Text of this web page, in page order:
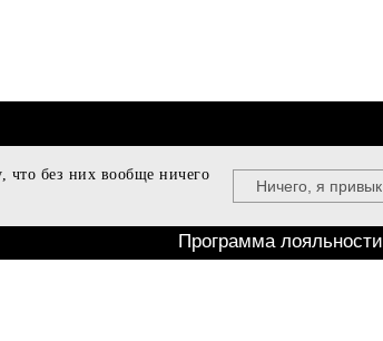
ПОДДЕРЖКА
Программа лояльности
что без них вообще ничего
Ничего, я привык